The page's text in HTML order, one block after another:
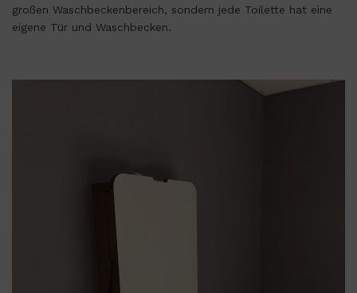
großen Waschbeckenbereich, sondern jede Toilette hat eine
eigene Tür und Waschbecken.